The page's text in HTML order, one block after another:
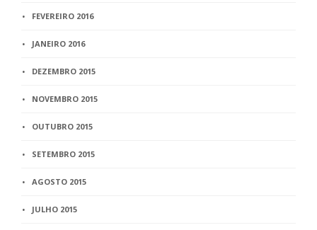
FEVEREIRO 2016
JANEIRO 2016
DEZEMBRO 2015
NOVEMBRO 2015
OUTUBRO 2015
SETEMBRO 2015
AGOSTO 2015
JULHO 2015